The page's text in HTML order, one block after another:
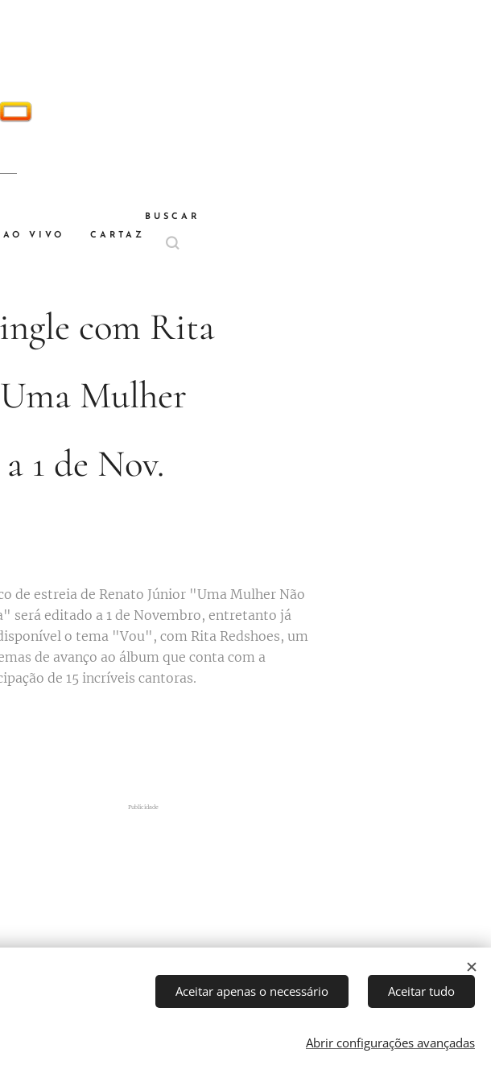
AO VIVO CARTAZ
BUSCAR
com Rita
Mulher
1 de Nov.
de estreia de Renato Júnior "Uma Mulher Não
será editado a 1 de Novembro, entretanto já
o tema "Vou", com Rita Redshoes, um
de avanço ao álbum que conta com a
de 15 incríveis cantoras.
Publicidade
Cookies
Aceitar apenas o necessário Aceitar tudo
Abrir configurações avançadas